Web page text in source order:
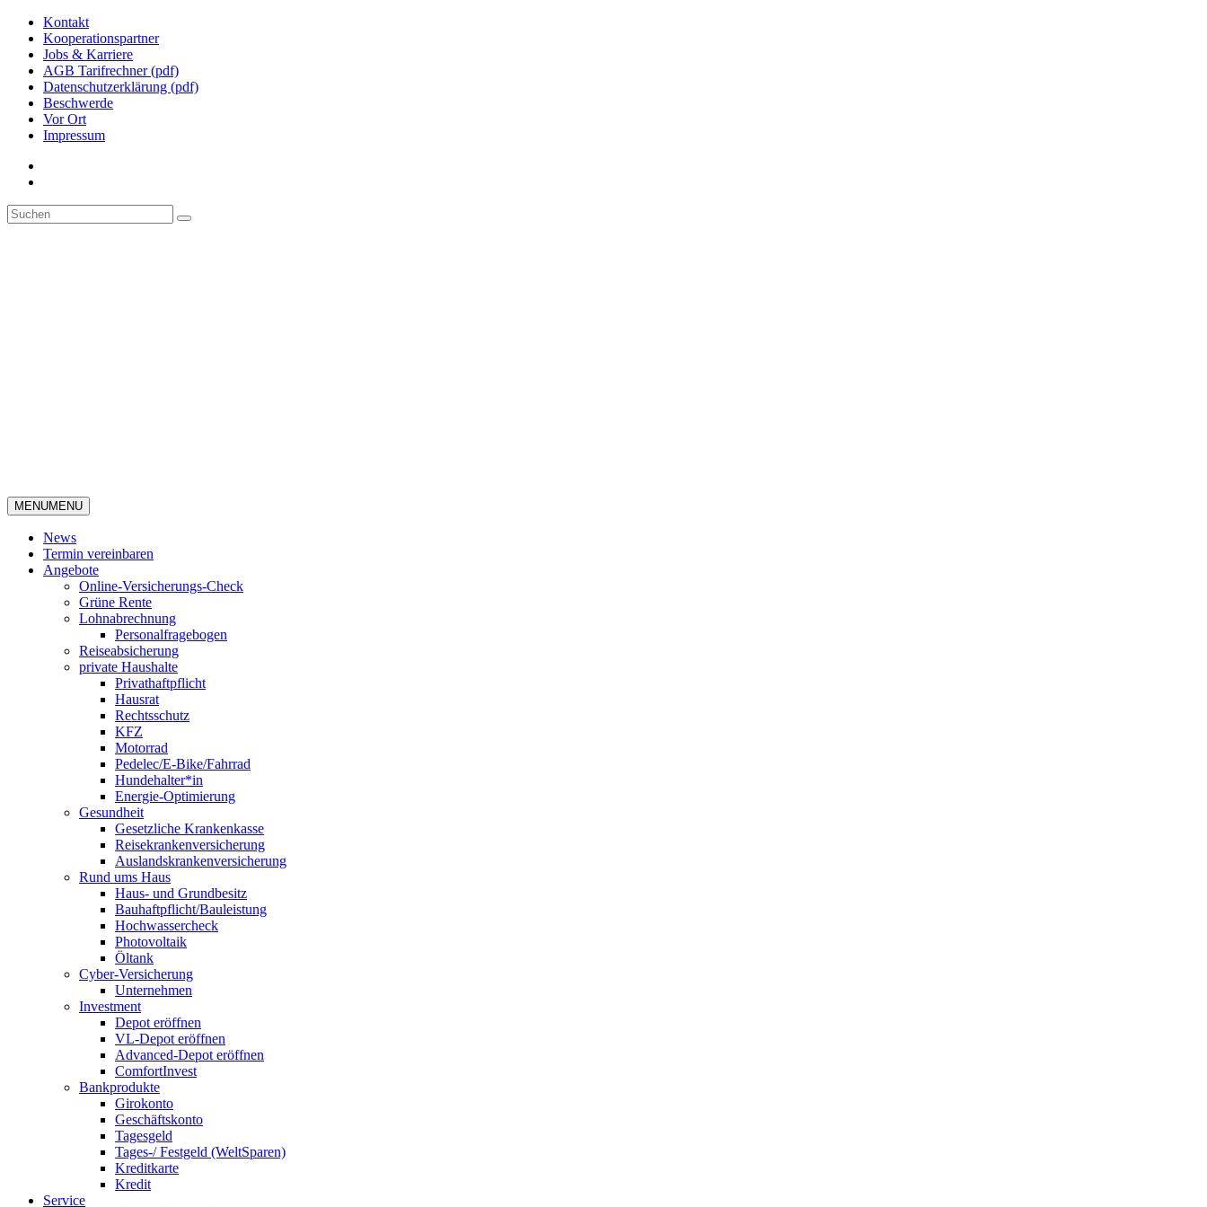
Kontakt
Kooperationspartner
Jobs & Karriere
AGB Tarifrechner (pdf)
Datenschutzerklärung (pdf)
Beschwerde
Vor Ort
Impressum
MENUMENU
News
Termin vereinbaren
Angebote
Online-Versicherungs-Check
Grüne Rente
Lohnabrechnung
Personalfragebogen
Reiseabsicherung
private Haushalte
Privathaftpflicht
Hausrat
Rechtsschutz
KFZ
Motorrad
Pedelec/E-Bike/Fahrrad
Hundehalter*in
Energie-Optimierung
Gesundheit
Gesetzliche Krankenkasse
Reisekrankenversicherung
Auslandskrankenversicherung
Rund ums Haus
Haus- und Grundbesitz
Bauhaftpflicht/Bauleistung
Hochwassercheck
Photovoltaik
Öltank
Cyber-Versicherung
Unternehmen
Investment
Depot eröffnen
VL-Depot eröffnen
Advanced-Depot eröffnen
ComfortInvest
Bankprodukte
Girokonto
Geschäftskonto
Tagesgeld
Tages-/ Festgeld (WeltSparen)
Kreditkarte
Kredit
Service